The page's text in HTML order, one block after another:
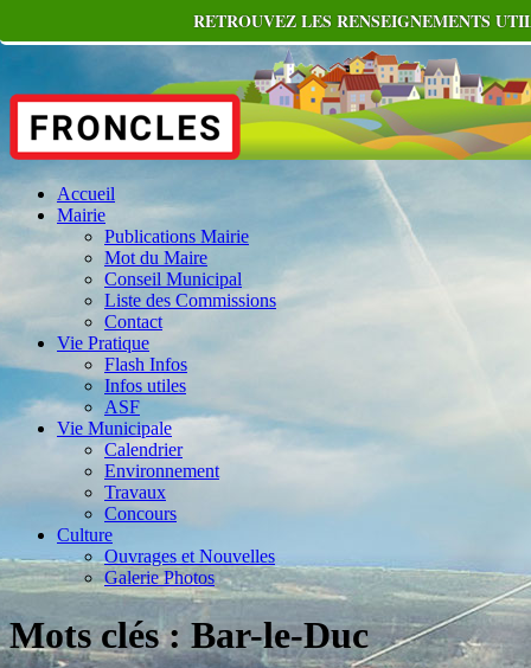
Accueil
Mairie
Publications Mairie
Mot du Maire
Conseil Municipal
Liste des Commissions
Contact
Vie Pratique
Flash Infos
Infos utiles
ASF
Vie Municipale
Calendrier
Environnement
Travaux
Concours
Culture
Ouvrages et Nouvelles
Galerie Photos
Mots clés : Bar-le-Duc
RETROUVEZ LES RENSEIGNEMENTS